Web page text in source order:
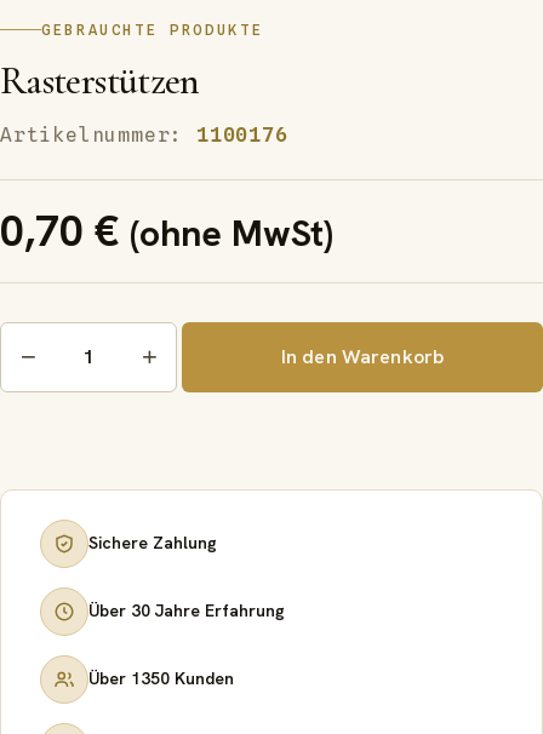
GEBRAUCHTE PRODUKTE
Rasterstützen
Artikelnummer: 1100176
0,70 € (ohne MwSt)
Rasterstützen
Menge
− + In den Warenkorb
Sichere Zahlung
Über 30 Jahre Erfahrung
Über 1350 Kunden